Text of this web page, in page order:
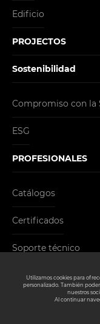
Edificio
PROJECTOS
Sostenibilidad
Compromiso con la
ESG
PROFESIONALES
Catálogos
Certificados
Soporte técnico
CONTACTO
Utilizamos cookies para
personalizado. También
nuestros
Al continuar